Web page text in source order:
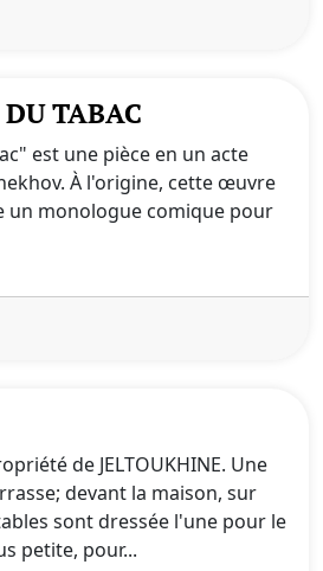
TABAC
est une pièce en un acte
À l'origine, cette œuvre
un monologue comique pour
de JELTOUKHINE. Une
devant la maison, sur
sont dressée l'une pour le
petite, pour...